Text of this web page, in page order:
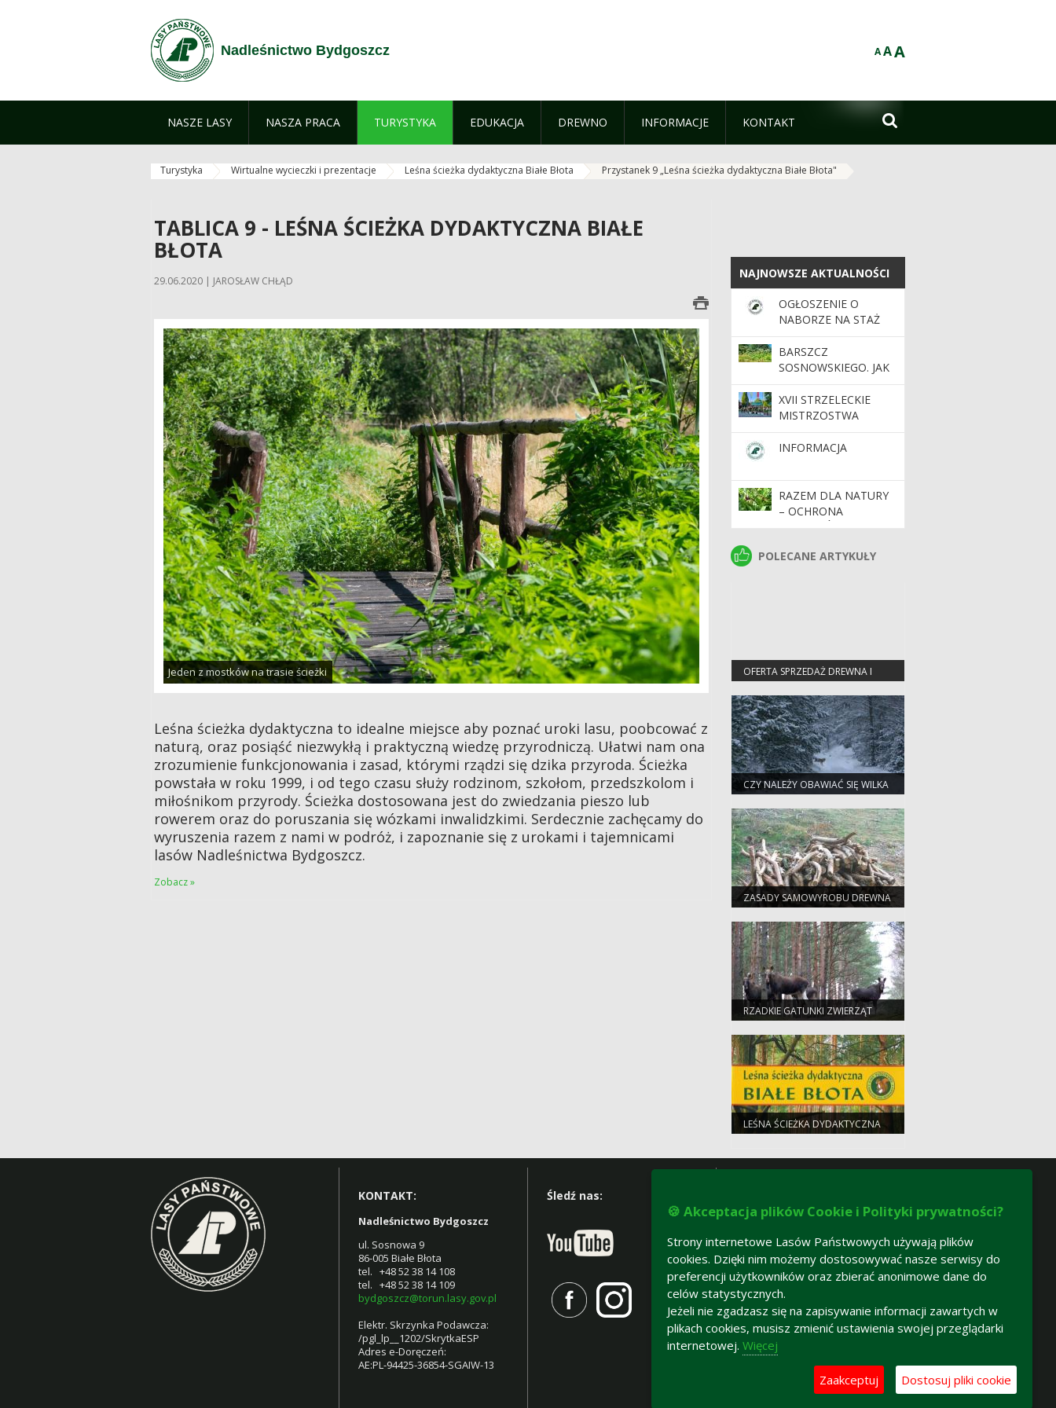
Nadleśnictwo Bydgoszcz AAA
NASZE LASY NASZA PRACA TURYSTYKA EDUKACJA DREWNO INFORMACJE KONTAKT 
Turystyka Wirtualne wycieczki i prezentacje Leśna ścieżka dydaktyczna Białe Błota Przystanek 9 „Leśna ścieżka dydaktyczna Białe Błota"
TABLICA 9 - LEŚNA ŚCIEŻKA DYDAKTYCZNA BIAŁE
BŁOTA
29.06.2020 | JAROSŁAW CHŁĄD
Jeden z mostków na trasie ścieżki
Leśna ścieżka dydaktyczna to idealne miejsce aby poznać uroki lasu, poobcować z
naturą, oraz posiąść niezwykłą i praktyczną wiedzę przyrodniczą. Ułatwi nam ona
zrozumienie funkcjonowania i zasad, którymi rządzi się dzika przyroda. Ścieżka
powstała w roku 1999, i od tego czasu służy rodzinom, szkołom, przedszkolom i
miłośnikom przyrody. Ścieżka dostosowana jest do zwiedzania pieszo lub
rowerem oraz do poruszania się wózkami inwalidzkimi. Serdecznie zachęcamy do
wyruszenia razem z nami w podróż, i zapoznanie się z urokami i tajemnicami
lasów Nadleśnictwa Bydgoszcz.
Zobacz »
NAJNOWSZE AKTUALNOŚCI
NAJNOWSZE AKTUALNOŚCI
OGŁOSZENIE O
NABORZE NA STAŻ
ABSOLWENCKI
BARSZCZ
SOSNOWSKIEGO. JAK
SIĘ PRZED NIM
CHRONIĆ?
XVII STRZELECKIE
MISTRZOSTWA
POLSKI STRAŻY
LEŚNEJ – TRZY DNI
DOŚWIADCZEŃ I
SPORTOWEJ
RYWALIZACJI
INFORMACJA
RAZEM DLA NATURY
– OCHRONA
GATUNKÓW I
TERENACH CENNYCH
POLECANE ARTYKUŁY
POLECANE ARTYKUŁY
OFERTA SPRZEDAŻ DREWNA I
CENNIKI
CZY NALEŻY OBAWIAĆ SIĘ WILKA
W LESIE ?
ZASADY SAMOWYROBU DREWNA
RZADKIE GATUNKI ZWIERZĄT
CZĘSTSZE POD BYDGOSZCZĄ
LEŚNA ŚCIEŻKA DYDAKTYCZNA
BIAŁE BŁOTA
KONTAKT:
Nadleśnictwo Bydgoszcz
ul. Sosnowa 9
86-005 Białe Błota
tel. +48 52 38 14 108
tel. +48 52 38 14 109
bydgoszcz@torun.lasy.gov.pl
Elektr. Skrzynka Podawcza:
/pgl_lp__1202/SkrytkaESP
Adres e-Doręczeń:
AE:PL-94425-36854-SGAIW-13
Śledź nas:
🍪 Akceptacja plików Cookie i Polityki prywatności?
Strony internetowe Lasów Państwowych używają plików
cookies. Dzięki nim możemy dostosowywać nasze serwisy do
preferencji użytkowników oraz zbierać anonimowe dane do
celów statystycznych.
Jeżeli nie zgadzasz się na zapisywanie informacji zawartych w
plikach cookies, musisz zmienić ustawienia swojej przeglądarki
internetowej. Więcej
Zaakceptuj Dostosuj pliki cookie